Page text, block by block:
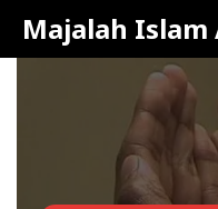
Majalah Islam